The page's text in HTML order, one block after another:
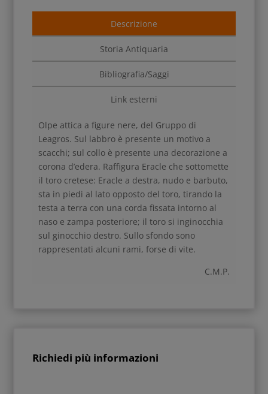
Descrizione
Storia Antiquaria
Bibliografia/Saggi
Link esterni
Olpe attica a figure nere, del Gruppo di
Leagros. Sul labbro è presente un motivo a
scacchi; sul collo è presente una decorazione a
corona d’edera. Raffigura Eracle che sottomette
il toro cretese: Eracle a destra, nudo e barbuto,
sta in piedi al lato opposto del toro, tirando la
testa a terra con una corda fissata intorno al
naso e zampa posteriore; il toro si inginocchia
sul ginocchio destro. Sullo sfondo sono
rappresentati alcuni rami, forse di vite.
C.M.P.
Richiedi più informazioni